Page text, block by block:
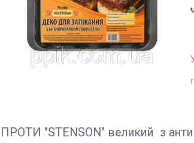
ПРОТИ "STENSON" великий з